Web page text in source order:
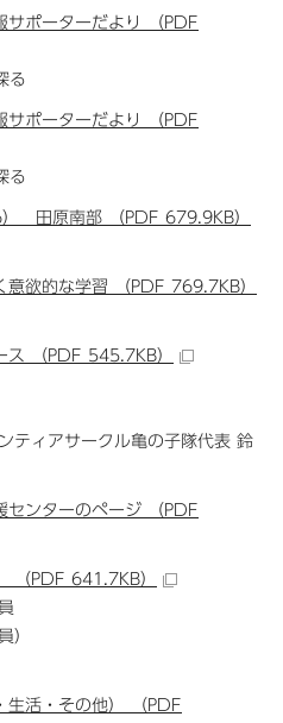
ポーターだより （PDF
る
ポーターだより （PDF
る
田原南部 （PDF 679.9KB）
欲的な学習 （PDF 769.7KB）
（PDF 545.7KB）
ティアサークル亀の子隊代表 鈴
ンターのページ （PDF
（PDF 641.7KB）
）
活・その他） （PDF